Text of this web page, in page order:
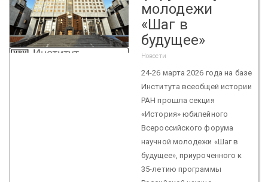
молодежи
«Шаг в
будущее»
Новости
24-26 марта 2026 года на базе
Института всеобщей истории
РАН прошла секция
«История» юбилейного
Всероссийского форума
научной молодежи «Шаг в
будущее», приуроченного к
35-летию программы